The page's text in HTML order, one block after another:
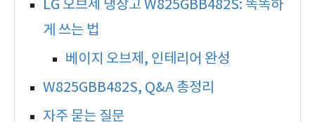
LG 오브제 냉장고 W825GBB482S: 똑똑하
게 쓰는 법
베이지 오브제, 인테리어 완성
W825GBB482S, Q&A 총정리
자주 묻는 질문